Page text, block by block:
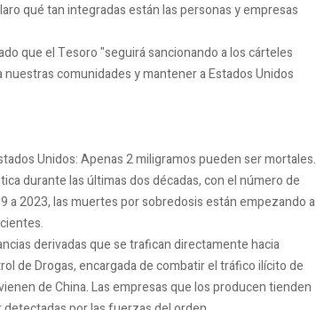
qué tan integradas están las personas y empresas
que el Tesoro "seguirá sancionando a los cárteles
comunidades y mantener a Estados Unidos
Unidos: Apenas 2 miligramos pueden ser mortales.
durante las últimas dos décadas, con el número de
2023, las muertes por sobredosis están empezando a
derivadas que se trafican directamente hacia
de Drogas, encargada de combatir el tráfico ilícito de
de China. Las empresas que los producen tienden